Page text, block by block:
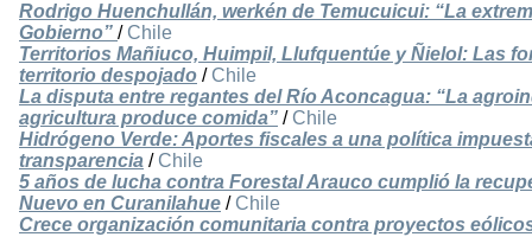
Rodrigo Huenchullán, werkén de Temucuicui: “La
Gobierno” / Chile
Territorios Mañiuco, Huimpil, Llufquentúe y Ñielol: Las
territorio despojado / Chile
La disputa entre regantes del Río Aconcagua: “La
agricultura produce comida” / Chile
Hidrógeno Verde: Aportes fiscales a una política
transparencia / Chile
5 años de lucha contra Forestal Arauco cumplió la
Nuevo en Curanilahue / Chile
Crece organización comunitaria contra proyectos